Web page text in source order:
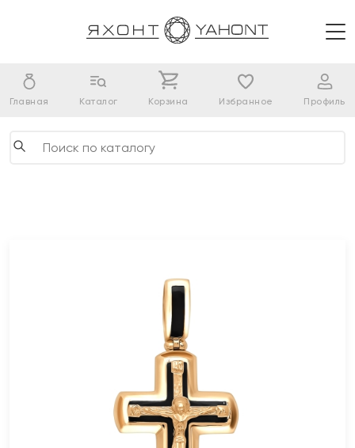
Главная Каталог Корзина Избранное Профиль